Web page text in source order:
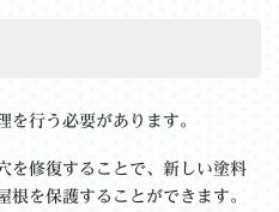
を行う必要があります。
を修復することで、新しい塗料
根を保護することができます。